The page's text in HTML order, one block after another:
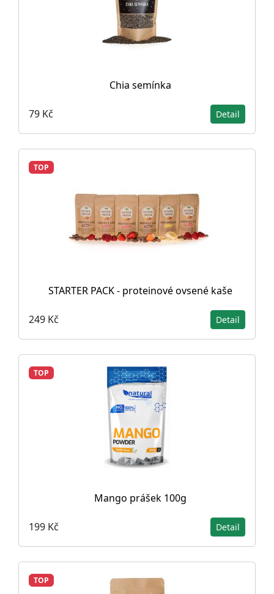
Chia semínka
79 Kč Detail
TOP
STARTER PACK - proteinové ovsené kaše
249 Kč Detail
TOP
Mango prášek 100g
199 Kč Detail
TOP